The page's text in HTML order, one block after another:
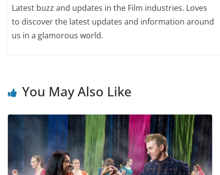
Latest buzz and updates in the Film industries. Loves
to discover the latest updates and information around
us in a glamorous world.
You May Also Like